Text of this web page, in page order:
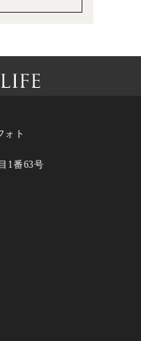
ォト
1番63号